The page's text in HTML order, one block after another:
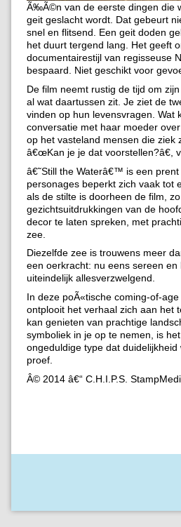
Ã‰Ã©n van de eerste dingen die
geit geslacht wordt. Dat gebeurt
snel en flitsend. Een geit doden
het duurt tergend lang. Het geeft
documentairestijl van regisseuse
bespaard. Niet geschikt voor
De film neemt rustig de tijd om
al wat daartussen zit. Je ziet de
vinden op hun levensvragen. Wat
conversatie met haar moeder
op het vasteland mensen die ziek
â€œKan je je dat voorstellen?â€,
â€˜Still the Waterâ€™ is een
personages beperkt zich vaak tot
als de stilte is doorheen de film,
gezichtsuitdrukkingen van de
decor te laten spreken, met
zee.
Diezelfde zee is trouwens meer
een oerkracht: nu eens sereen
uiteindelijk allesverzwelgend.
In deze poÃ«tische coming-of-
ontplooit het verhaal zich aan het
kan genieten van prachtige
symboliek in je op te nemen, is
ongeduldige type dat
proef.
Â© 2014 â€“ C.H.I.P.S.